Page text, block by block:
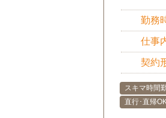
勤務
仕事
契約
スキマ時間
直行･直帰